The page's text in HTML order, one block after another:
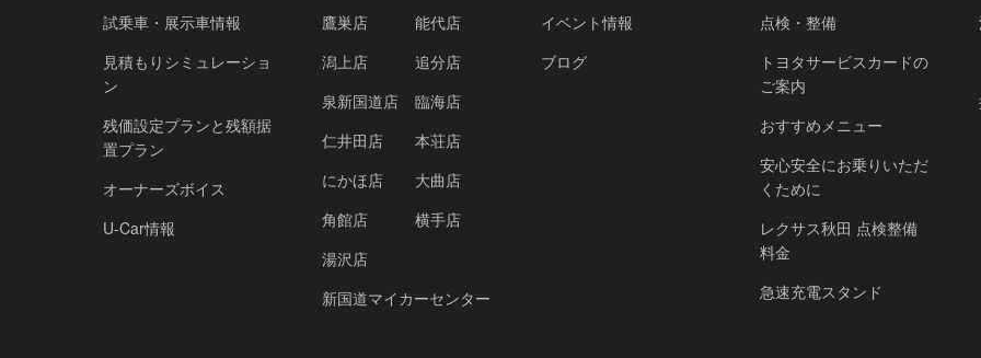
試乗車・展示車情報
見積もりシミュレーショ
ン
残価設定プランと残額据
置プラン
オーナーズボイス
U-Car情報
鷹巣店
能代店
潟上店
追分店
泉新国道店
臨海店
仁井田店
本荘店
にかほ店
大曲店
角館店
横手店
湯沢店
新国道マイカーセンター
イベント情報
ブログ
点検・整備
トヨタサービスカードの
ご案内
おすすめメニュー
安心安全にお乗りいただ
くために
レクサス秋田 点検整備
料金
急速充電スタンド